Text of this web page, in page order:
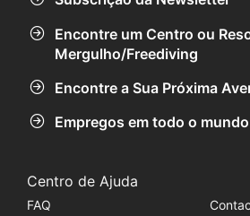
Encontre um Centro ou
Mergulho/Freediving
Encontre a Sua Próxima
Empregos em todo o mundo
Centro de Ajuda
FAQ